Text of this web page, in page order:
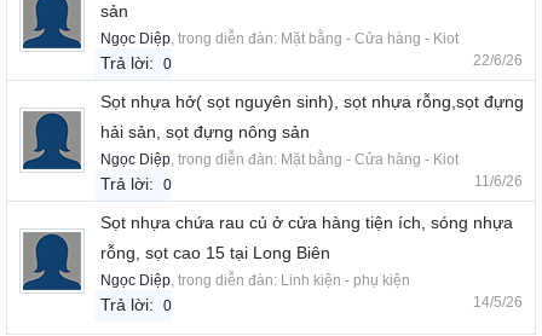
sản
Ngọc Diệp, trong diễn đàn: Mặt bằng - Cửa hàng - Kiot
Trả lời: 0 22/6/26
Sọt nhựa hở( sọt nguyên sinh), sọt nhựa rỗng,sọt đựng
hải sản, sọt đựng nông sản
Ngọc Diệp, trong diễn đàn: Mặt bằng - Cửa hàng - Kiot
Trả lời: 0 11/6/26
Sọt nhựa chứa rau củ ở cửa hàng tiện ích, sóng nhựa
rỗng, sọt cao 15 tại Long Biên
Ngọc Diệp, trong diễn đàn: Linh kiện - phụ kiện
Trả lời: 0 14/5/26